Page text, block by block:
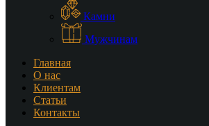
Камни
Мужчинам
Главная
О нас
Клиентам
Статьи
Контакты